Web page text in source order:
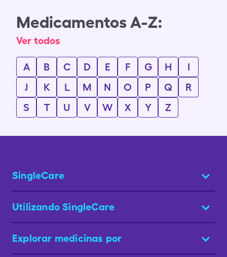
Medicamentos A-Z:
Ver todos
A B C D E F G H
I
J
K L M N O P Q
R
S
T U V W X Y Z
SingleCare
Utilizando SingleCare
Explorar medicinas por